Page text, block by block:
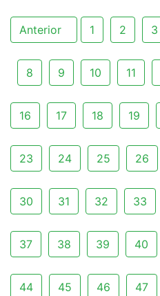
Anterior 1 2 3
8 9 10 11
16 17 18 19
23 24 25 26
30 31 32 33
37 38 39 40
44 45 46 47